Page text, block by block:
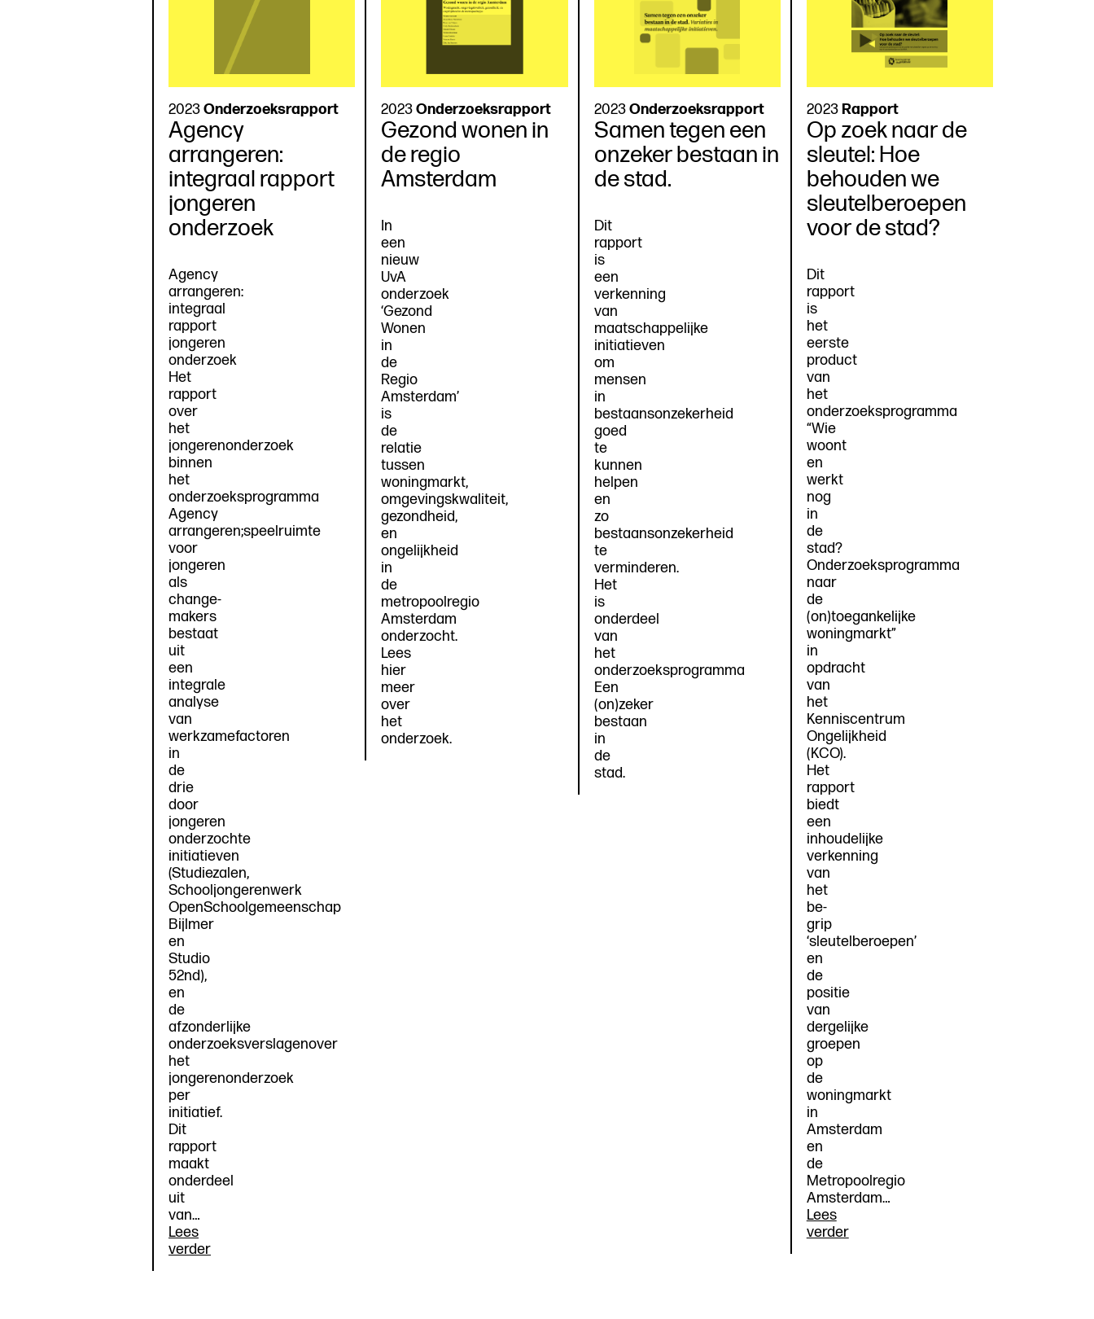
2023Onderzoeksrapport
Agency
arrangeren:
integraal rapport
jongeren
onderzoek
Agency
arrangeren:
integraal
rapport
jongeren
onderzoek
Het
rapport
over
het
jongerenonderzoek
binnen
het
onderzoeksprogramma
Agency
arrangeren;speelruimte
voor
jongeren
als
change-
makers
bestaat
uit
een
integrale
analyse
van
werkzamefactoren
in
de
drie
door
jongeren
onderzochte
initiatieven
(Studiezalen,
Schooljongerenwerk
OpenSchoolgemeenschap
Bijlmer
en
Studio
52nd),
en
de
afzonderlijke
onderzoeksverslagenover
het
jongerenonderzoek
per
initiatief.
Dit
rapport
maakt
onderdeel
uit
van…
Lees
verderAgency
2023 Onderzoeksrapport
Gezond wonen in
de regio
Amsterdam
In
een
nieuw
UvA
onderzoek
‘Gezond
Wonen
in
de
Regio
Amsterdam’
is
de
relatie
tussen
woningmarkt,
omgevingskwaliteit,
gezondheid,
en
ongelijkheid
in
de
metropoolregio
Amsterdam
onderzocht.
Lees
hier
meer
over
het
onderzoek.
2023 Onderzoeksrapport
Samen tegen een
onzeker bestaan in
de stad.
Dit
rapport
is
een
verkenning
van
maatschappelijke
initiatieven
om
mensen
in
bestaansonzekerheid
goed
te
kunnen
helpen
en
zo
bestaansonzekerheid
te
verminderen.
Het
is
onderdeel
van
het
onderzoeksprogramma
Een
(on)zeker
bestaan
in
de
stad.
2023 Rapport
Op zoek naar de
sleutel: Hoe
behouden we
sleutelberoepen
voor de stad?
Dit
rapport
is
het
eerste
product
van
het
onderzoeksprogramma
“Wie
woont
en
werkt
nog
in
de
stad?
Onderzoeksprogramma
naar
de
(on)toegankelijke
woningmarkt”
in
opdracht
van
het
Kenniscentrum
Ongelijkheid
(KCO).
Het
rapport
biedt
een
inhoudelijke
verkenning
van
het
be-
grip
‘sleutelberoepen’
en
de
positie
van
dergelijke
groepen
op
de
woningmarkt
in
Amsterdam
en
de
Metropoolregio
Amsterdam…
Lees
verderOp